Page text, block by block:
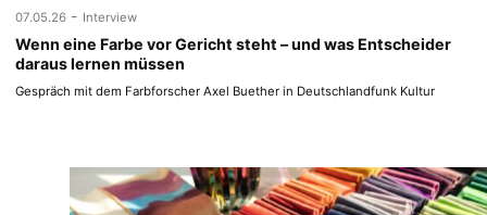
07.05.26 - Interview
Wenn eine Farbe vor Gericht steht – und was Entscheider
daraus lernen müssen
Gespräch mit dem Farbforscher Axel Buether in Deutschlandfunk Kultur